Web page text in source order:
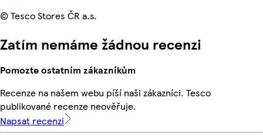
© Tesco Stores ČR a.s.
Zatím nemáme žádnou recenzi
Pomozte ostatním zákazníkům
Recenze na našem webu píší naši zákazníci. Tesco
publikované recenze neověřuje.
Napsat recenzi